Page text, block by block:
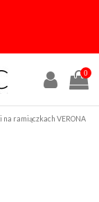
0
na ramiączkach VERONA